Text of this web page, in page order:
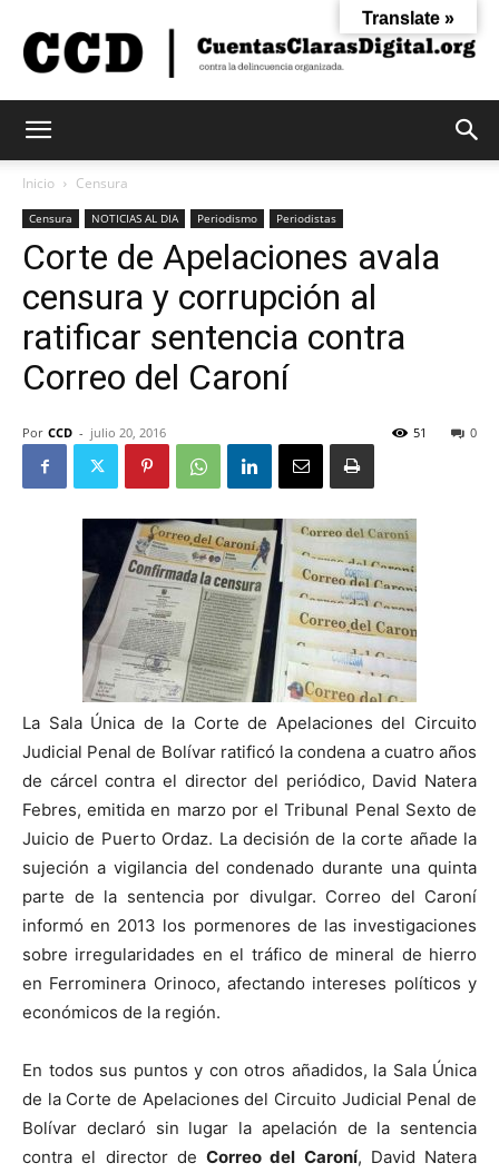
Claras
Digital
Inicio Censura
Censura NOTICIAS AL DIA Periodismo Periodistas
Corte de Apelaciones avala
censura y corrupción al
ratificar sentencia contra
Correo del Caroní
Por CCD - julio 20, 2016 0
51
La Sala Única de la Corte de Apelaciones del Circuito
Judicial Penal de Bolívar ratificó la condena a cuatro años
de cárcel contra el director del periódico, David Natera
Febres, emitida en marzo por el Tribunal Penal Sexto de
Juicio de Puerto Ordaz. La decisión de la corte añade la
sujeción a vigilancia del condenado durante una quinta
parte de la sentencia por divulgar. Correo del Caroní
informó en 2013 los pormenores de las investigaciones
sobre irregularidades en el tráfico de mineral de hierro
en Ferrominera Orinoco, afectando intereses políticos y
económicos de la región.
En todos sus puntos y con otros añadidos, la Sala Única
de la Corte de Apelaciones del Circuito Judicial Penal de
Bolívar declaró sin lugar la apelación de la sentencia
contra el director de Correo del Caroní, David Natera
Translate »